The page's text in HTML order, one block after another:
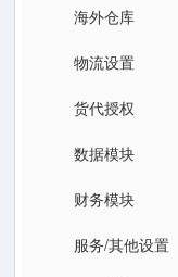
海外仓库
物流设置
货代授权
数据模块
财务模块
服务/其他设置